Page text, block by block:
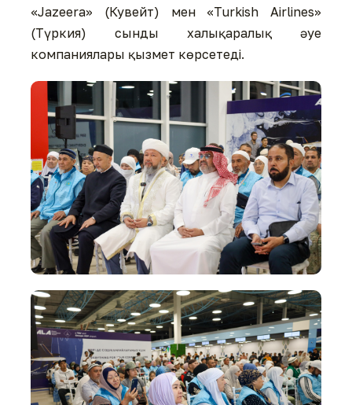
«Jazeera» (Кувейт) мен «Turkish Airlines»
(Түркия) сынды халықаралық әуе
компаниялары қызмет көрсетеді.